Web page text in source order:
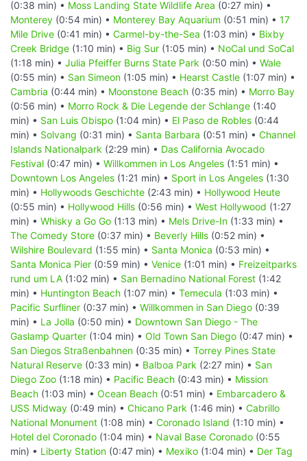
(0:38 min) • Moss Landing State Wildlife Area (0:27 min) •
Monterey (0:54 min) • Monterey Bay Aquarium (0:51 min) • 17
Mile Drive (0:41 min) • Carmel-by-the-Sea (1:03 min) • Bixby
Creek Bridge (1:10 min) • Big Sur (1:05 min) • NoCal und SoCal
(1:18 min) • Julia Pfeiffer Burns State Park (0:50 min) • Wale
(0:55 min) • San Simeon (1:05 min) • Hearst Castle (1:07 min) •
Cambria (0:44 min) • Moonstone Beach (0:35 min) • Morro Bay
(0:56 min) • Morro Rock & Die Legende der Schlange (1:40
min) • San Luis Obispo (1:04 min) • El Paso de Robles (0:44
min) • Solvang (0:31 min) • Santa Barbara (0:51 min) • Channel
Islands Nationalpark (2:29 min) • Das California Avocado
Festival (0:47 min) • Willkommen in Los Angeles (1:51 min) •
Downtown Los Angeles (1:21 min) • Sport in Los Angeles (1:30
min) • Hollywoods Geschichte (2:43 min) • Hollywood Heute
(0:55 min) • Hollywood Hills (0:56 min) • West Hollywood (1:27
min) • Whisky a Go Go (1:13 min) • Mels Drive-In (1:33 min) •
The Comedy Store (0:37 min) • Beverly Hills (0:52 min) •
Wilshire Boulevard (1:55 min) • Santa Monica (0:53 min) •
Santa Monica Pier (0:59 min) • Venice (1:01 min) • Freizeitparks
rund um LA (1:02 min) • San Bernadino National Forest (1:42
min) • Huntington Beach (1:07 min) • Temecula (1:03 min) •
Pacific Surfliner (0:37 min) • Willkommen in San Diego (0:39
min) • La Jolla (0:50 min) • Downtown San Diego - The
Gaslamp Quarter (1:04 min) • Old Town San Diego (0:47 min) •
San Diegos Straßenbahnen (0:35 min) • Torrey Pines State
Natural Reserve (0:33 min) • Balboa Park (2:27 min) • San
Diego Zoo (1:18 min) • Pacific Beach (0:43 min) • Mission
Beach (1:03 min) • Ocean Beach (0:51 min) • Embarcadero &
USS Midway (0:49 min) • Chicano Park (1:46 min) • Cabrillo
National Monument (1:08 min) • Coronado Island (1:10 min) •
Hotel del Coronado (1:04 min) • Naval Base Coronado (0:55
min) • Liberty Station (0:47 min) • Mexiko (1:04 min) • Der Tag